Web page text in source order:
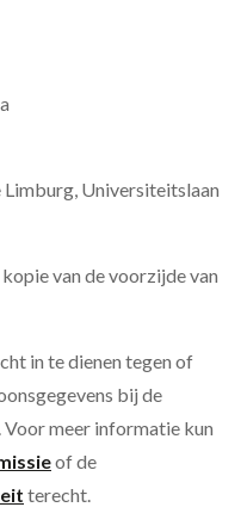
Universiteitslaan
van de voorzijde van
in te dienen tegen of
bij de
meer informatie kun
of de
terecht.